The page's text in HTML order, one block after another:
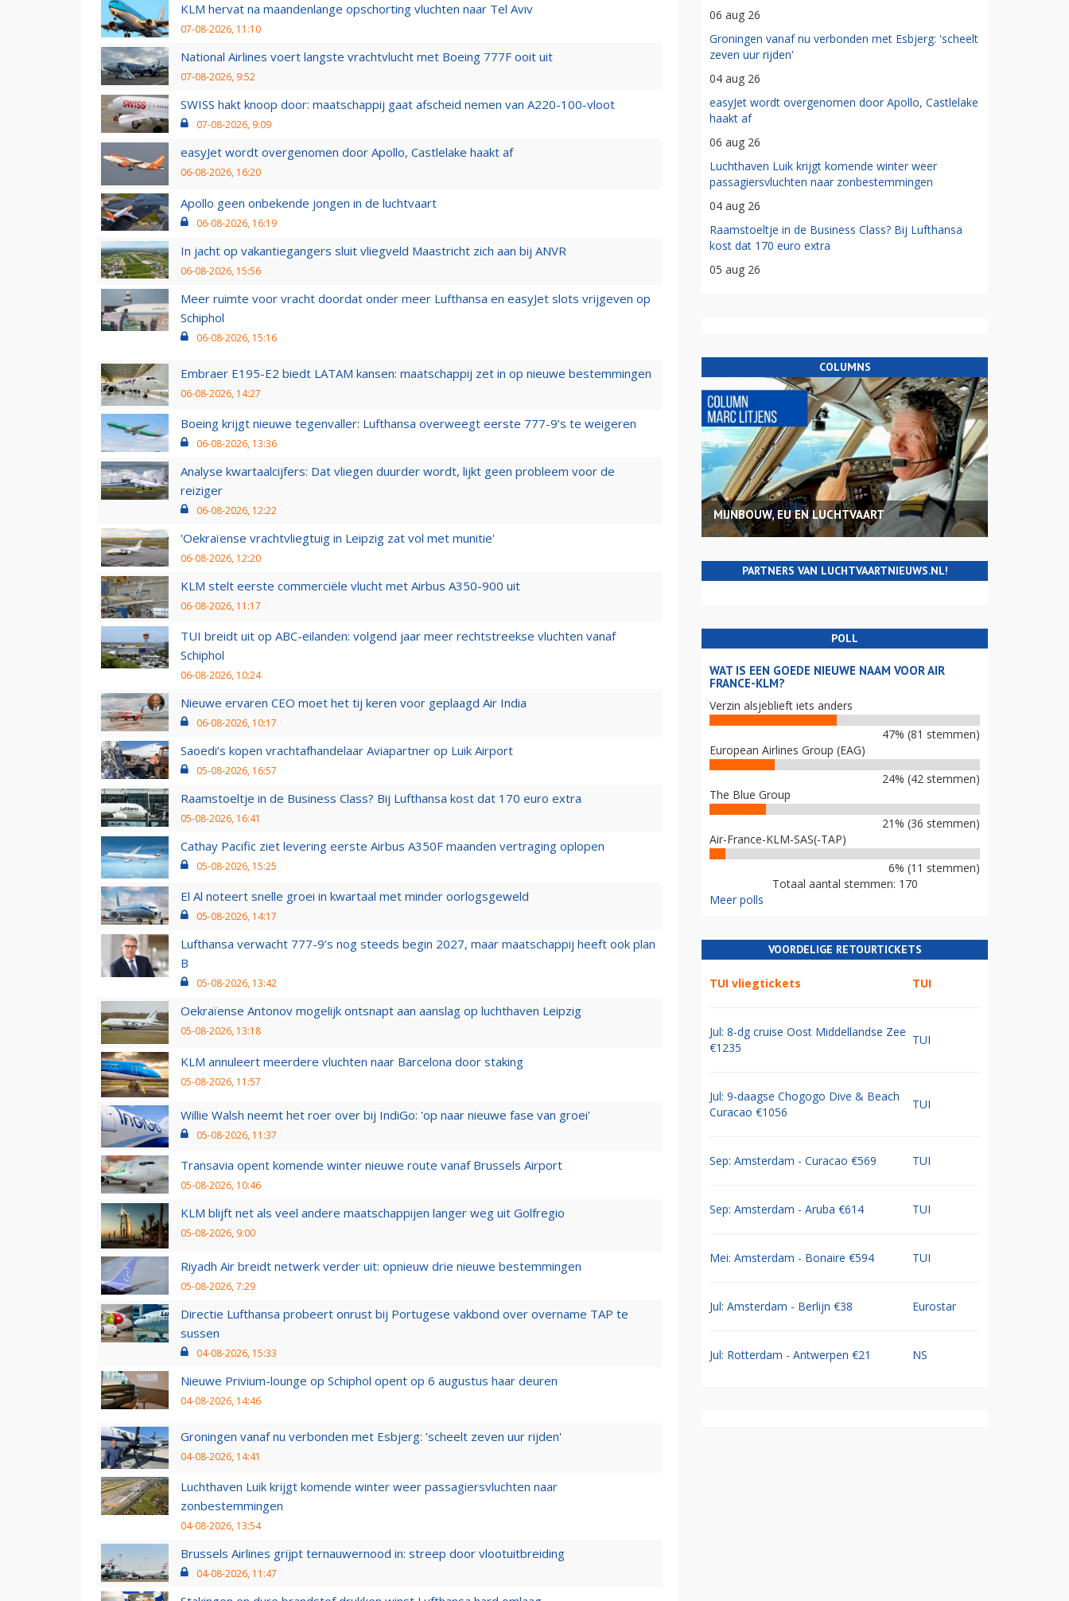
KLM hervat na maandenlange opschorting vluchten naar Tel Aviv
07-08-2026, 11:10
National Airlines voert langste vrachtvlucht met Boeing 777F ooit uit
07-08-2026, 9:52
SWISS hakt knoop door: maatschappij gaat afscheid nemen van A220-100-vloot
07-08-2026, 9:09
easyJet wordt overgenomen door Apollo, Castlelake haakt af
06-08-2026, 16:20
Apollo geen onbekende jongen in de luchtvaart
06-08-2026, 16:19
In jacht op vakantiegangers sluit vliegveld Maastricht zich aan bij ANVR
06-08-2026, 15:56
Meer ruimte voor vracht doordat onder meer Lufthansa en easyJet slots vrijgeven op
Schiphol
06-08-2026, 15:16
Embraer E195-E2 biedt LATAM kansen: maatschappij zet in op nieuwe bestemmingen
06-08-2026, 14:27
Boeing krijgt nieuwe tegenvaller: Lufthansa overweegt eerste 777-9’s te weigeren
06-08-2026, 13:36
Analyse kwartaalcijfers: Dat vliegen duurder wordt, lijkt geen probleem voor de
reiziger
06-08-2026, 12:22
'Oekraïense vrachtvliegtuig in Leipzig zat vol met munitie'
06-08-2026, 12:20
KLM stelt eerste commerciële vlucht met Airbus A350-900 uit
06-08-2026, 11:17
TUI breidt uit op ABC-eilanden: volgend jaar meer rechtstreekse vluchten vanaf
Schiphol
06-08-2026, 10:24
Nieuwe ervaren CEO moet het tij keren voor geplaagd Air India
06-08-2026, 10:17
Saoedi’s kopen vrachtafhandelaar Aviapartner op Luik Airport
05-08-2026, 16:57
Raamstoeltje in de Business Class? Bij Lufthansa kost dat 170 euro extra
05-08-2026, 16:41
Cathay Pacific ziet levering eerste Airbus A350F maanden vertraging oplopen
05-08-2026, 15:25
El Al noteert snelle groei in kwartaal met minder oorlogsgeweld
05-08-2026, 14:17
Lufthansa verwacht 777-9’s nog steeds begin 2027, maar maatschappij heeft ook plan
B
05-08-2026, 13:42
Oekraïense Antonov mogelijk ontsnapt aan aanslag op luchthaven Leipzig
05-08-2026, 13:18
KLM annuleert meerdere vluchten naar Barcelona door staking
05-08-2026, 11:57
Willie Walsh neemt het roer over bij IndiGo: 'op naar nieuwe fase van groei'
05-08-2026, 11:37
Transavia opent komende winter nieuwe route vanaf Brussels Airport
05-08-2026, 10:46
KLM blijft net als veel andere maatschappijen langer weg uit Golfregio
05-08-2026, 9:00
Riyadh Air breidt netwerk verder uit: opnieuw drie nieuwe bestemmingen
05-08-2026, 7:29
Directie Lufthansa probeert onrust bij Portugese vakbond over overname TAP te
sussen
04-08-2026, 15:33
Nieuwe Privium-lounge op Schiphol opent op 6 augustus haar deuren
04-08-2026, 14:46
Groningen vanaf nu verbonden met Esbjerg: 'scheelt zeven uur rijden'
04-08-2026, 14:41
Luchthaven Luik krijgt komende winter weer passagiersvluchten naar
zonbestemmingen
04-08-2026, 13:54
Brussels Airlines grijpt ternauwernood in: streep door vlootuitbreiding
04-08-2026, 11:47
06 aug 26
Groningen vanaf nu verbonden met Esbjerg: 'scheelt
zeven uur rijden'
04 aug 26
easyJet wordt overgenomen door Apollo, Castlelake
haakt af
06 aug 26
Luchthaven Luik krijgt komende winter weer
passagiersvluchten naar zonbestemmingen
04 aug 26
Raamstoeltje in de Business Class? Bij Lufthansa
kost dat 170 euro extra
05 aug 26
COLUMNS
MIJNBOUW, EU EN LUCHTVAART
PARTNERS VAN LUCHTVAARTNIEUWS.NL!
POLL
WAT IS EEN GOEDE NIEUWE NAAM VOOR AIR
FRANCE-KLM?
Verzin alsjeblieft iets anders
47% (81 stemmen)
European Airlines Group (EAG)
24% (42 stemmen)
The Blue Group
21% (36 stemmen)
Air-France-KLM-SAS(-TAP)
6% (11 stemmen)
Totaal aantal stemmen: 170
Meer polls
VOORDELIGE RETOURTICKETS
TUI vliegtickets TUI
Jul: 8-dg cruise Oost Middellandse Zee
€1235
TUI
Jul: 9-daagse Chogogo Dive & Beach
Curacao €1056
TUI
Sep: Amsterdam - Curacao €569 TUI
Sep: Amsterdam - Aruba €614 TUI
Mei: Amsterdam - Bonaire €594 TUI
Jul: Amsterdam - Berlijn €38 Eurostar
Jul: Rotterdam - Antwerpen €21 NS